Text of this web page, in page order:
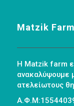
Matzik Farm
Η Matzik farm
ανακαλύψουμε
ατελείωτους